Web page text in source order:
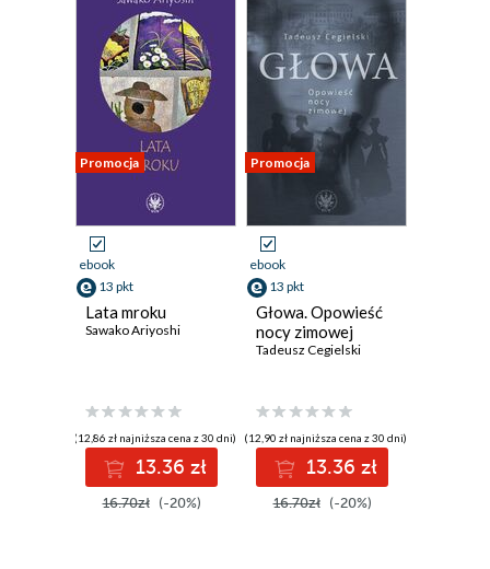
Promocja
ebook
13 pkt
Lata mroku
Sawako Ariyoshi
(12,86 zł najniższa cena z 30 dni)
13.36 zł
16.70zł (-20%)
Promocja
ebook
13 pkt
Głowa. Opowieść
nocy zimowej
Tadeusz Cegielski
(12,90 zł najniższa cena z 30 dni)
13.36 zł
16.70zł (-20%)